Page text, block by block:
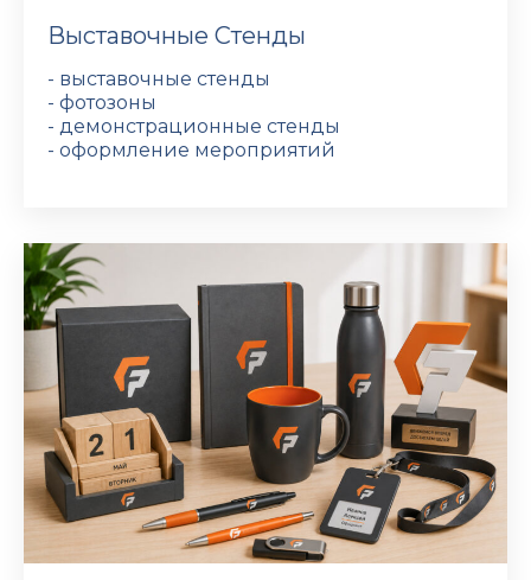
Выставочные Стенды
- выставочные стенды
- фотозоны
- демонстрационные стенды
- оформление мероприятий